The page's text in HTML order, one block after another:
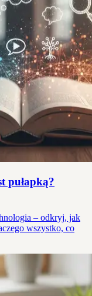
pułapką?
– odkryj, jak
wszystko, co